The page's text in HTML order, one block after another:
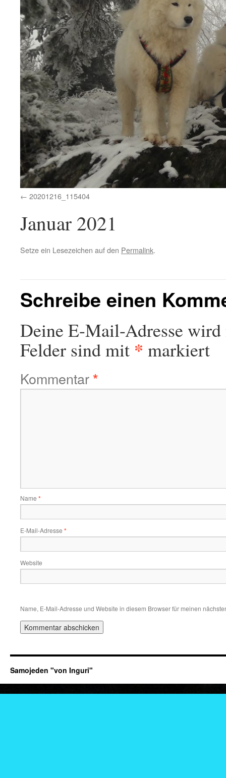
20201216_115404
Januar 2021
Setze ein Lesezeichen auf den Permalink.
Schreibe einen
Deine E-Mail-Adresse
Felder sind mit * markiert
Kommentar*
Name *
E-Mail-Adresse *
Website
Name, E-Mail-Adresse und Website in diesem Browser für meinen
Samojeden "von Inguri"